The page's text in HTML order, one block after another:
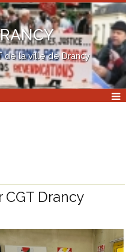
de la ville de Drancy
Drancy